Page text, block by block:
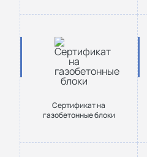
Сертификат на
газобетонные блоки